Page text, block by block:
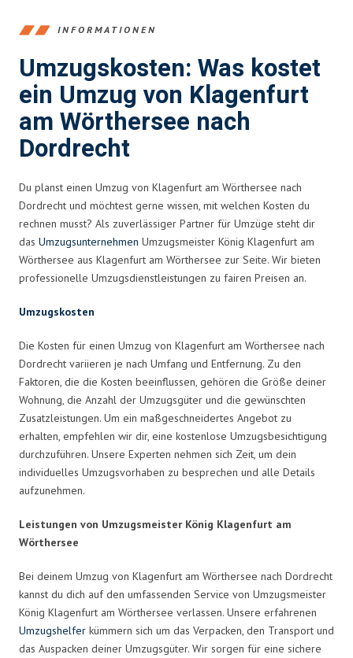
INFORMATIONEN
Umzugskosten: Was kostet
ein Umzug von Klagenfurt
am Wörthersee nach
Dordrecht
Du planst einen Umzug von Klagenfurt am Wörthersee nach
Dordrecht und möchtest gerne wissen, mit welchen Kosten du
rechnen musst? Als zuverlässiger Partner für Umzüge steht dir
das Umzugsunternehmen Umzugsmeister König Klagenfurt am
Wörthersee aus Klagenfurt am Wörthersee zur Seite. Wir bieten
professionelle Umzugsdienstleistungen zu fairen Preisen an.
Umzugskosten
Die Kosten für einen Umzug von Klagenfurt am Wörthersee nach
Dordrecht variieren je nach Umfang und Entfernung. Zu den
Faktoren, die die Kosten beeinflussen, gehören die Größe deiner
Wohnung, die Anzahl der Umzugsgüter und die gewünschten
Zusatzleistungen. Um ein maßgeschneidertes Angebot zu
erhalten, empfehlen wir dir, eine kostenlose Umzugsbesichtigung
durchzuführen. Unsere Experten nehmen sich Zeit, um dein
individuelles Umzugsvorhaben zu besprechen und alle Details
aufzunehmen.
Leistungen von Umzugsmeister König Klagenfurt am
Wörthersee
Bei deinem Umzug von Klagenfurt am Wörthersee nach Dordrecht
kannst du dich auf den umfassenden Service von Umzugsmeister
König Klagenfurt am Wörthersee verlassen. Unsere erfahrenen
Umzugshelfer kümmern sich um das Verpacken, den Transport und
das Auspacken deiner Umzugsgüter. Wir sorgen für eine sichere